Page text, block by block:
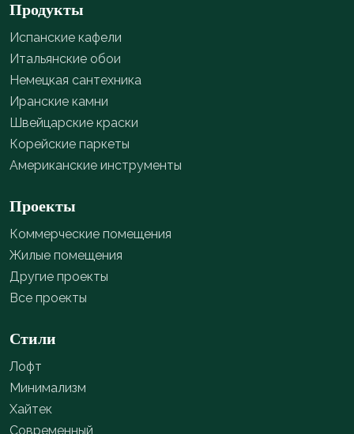
Продукты
Испанские кафели
Итальянские обои
Немецкая сантехника
Иранские камни
Швейцарские краски
Корейские паркеты
Американские инструменты
Проекты
Коммерческие помещения
Жилые помещения
Другие проекты
Все проекты
Стили
Лофт
Минимализм
Хайтек
Современный